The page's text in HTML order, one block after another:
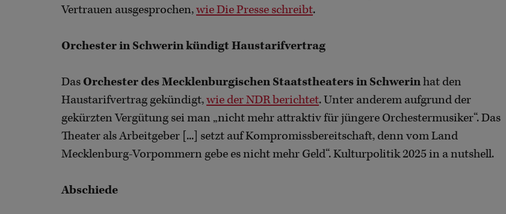
Vertrauen ausgesprochen,wie Die Presse schreibt.
Orchester in Schwerin kündigt Haustarifvertrag
Das Orchester des Mecklenburgischen Staatstheaters in Schwerinhat den
Haustarifvertrag gekündigt,wie der NDR berichtet. Unter anderem aufgrund der
gekürzten Vergütung sei man „nicht mehr attraktiv für jüngere Orchestermusiker“. Das
Theater als Arbeitgeber [...] setzt auf Kompromissbereitschaft, denn vom Land
Mecklenburg-Vorpommern gebe es nicht mehr Geld“. Kulturpolitik 2025 in a nutshell.
Abschiede